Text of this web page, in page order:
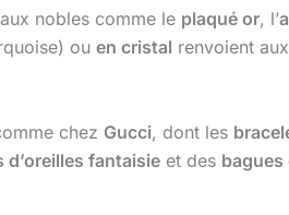
nobles comme le plaqué or, l’
ou en cristal renvoient
chez Gucci, dont les
d’oreilles fantaisie et des bagues